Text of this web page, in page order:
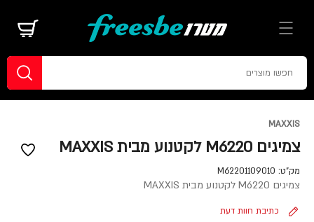
MAXXIS
צמיגים M6220 לקטנוע מבית MAXXIS
מק"ט: M62201109010
צמיגים M6220 לקטנוע מבית MAXXIS
כתיבת חוות דעת